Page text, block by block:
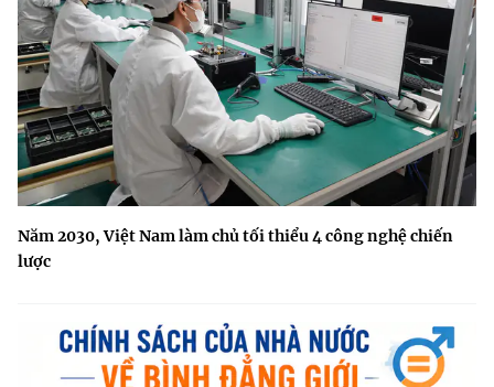
Năm 2030, Việt Nam làm chủ tối thiểu 4 công nghệ chiến
lược